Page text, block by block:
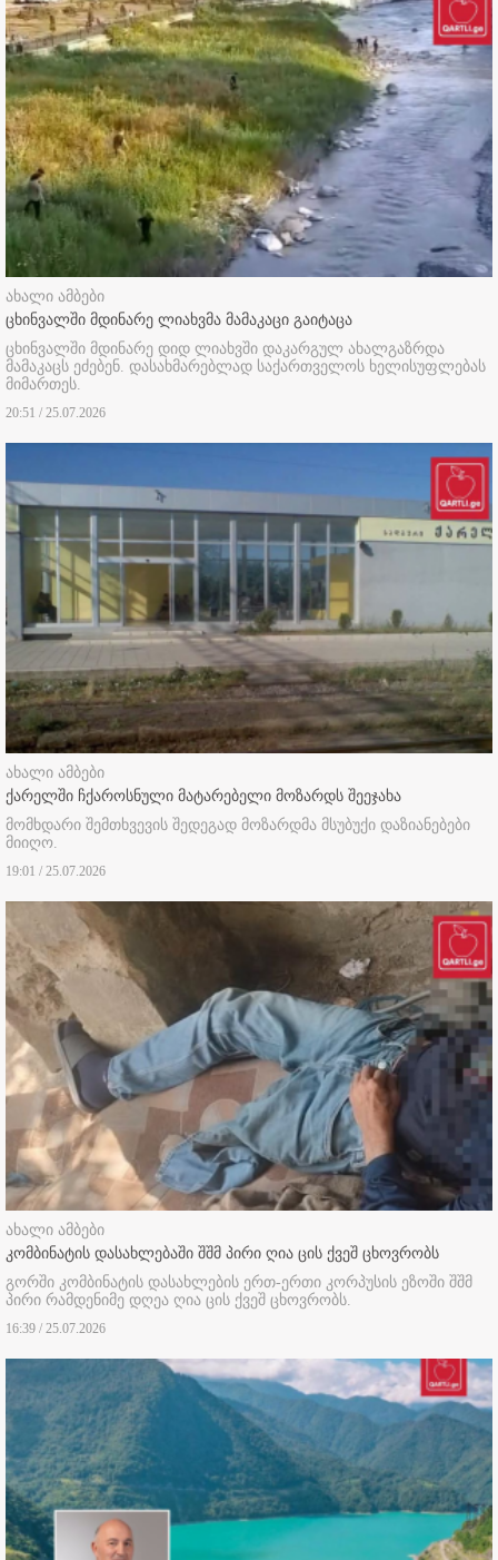
ახალი ამბები
ცხინვალში მდინარე ლიახვმა მამაკაცი გაიტაცა
ცხინვალში მდინარე დიდ ლიახვში დაკარგულ ახალგაზრდა
მამაკაცს ეძებენ. დასახმარებლად საქართველოს ხელისუფლებას
მიმართეს.
20:51 / 25.07.2026
ახალი ამბები
ქარელში ჩქაროსნული მატარებელი მოზარდს შეეჯახა
მომხდარი შემთხვევის შედეგად მოზარდმა მსუბუქი დაზიანებები
მიიღო.
19:01 / 25.07.2026
ახალი ამბები
კომბინატის დასახლებაში შშმ პირი ღია ცის ქვეშ ცხოვრობს
გორში კომბინატის დასახლების ერთ-ერთი კორპუსის ეზოში შშმ
პირი რამდენიმე დღეა ღია ცის ქვეშ ცხოვრობს.
16:39 / 25.07.2026